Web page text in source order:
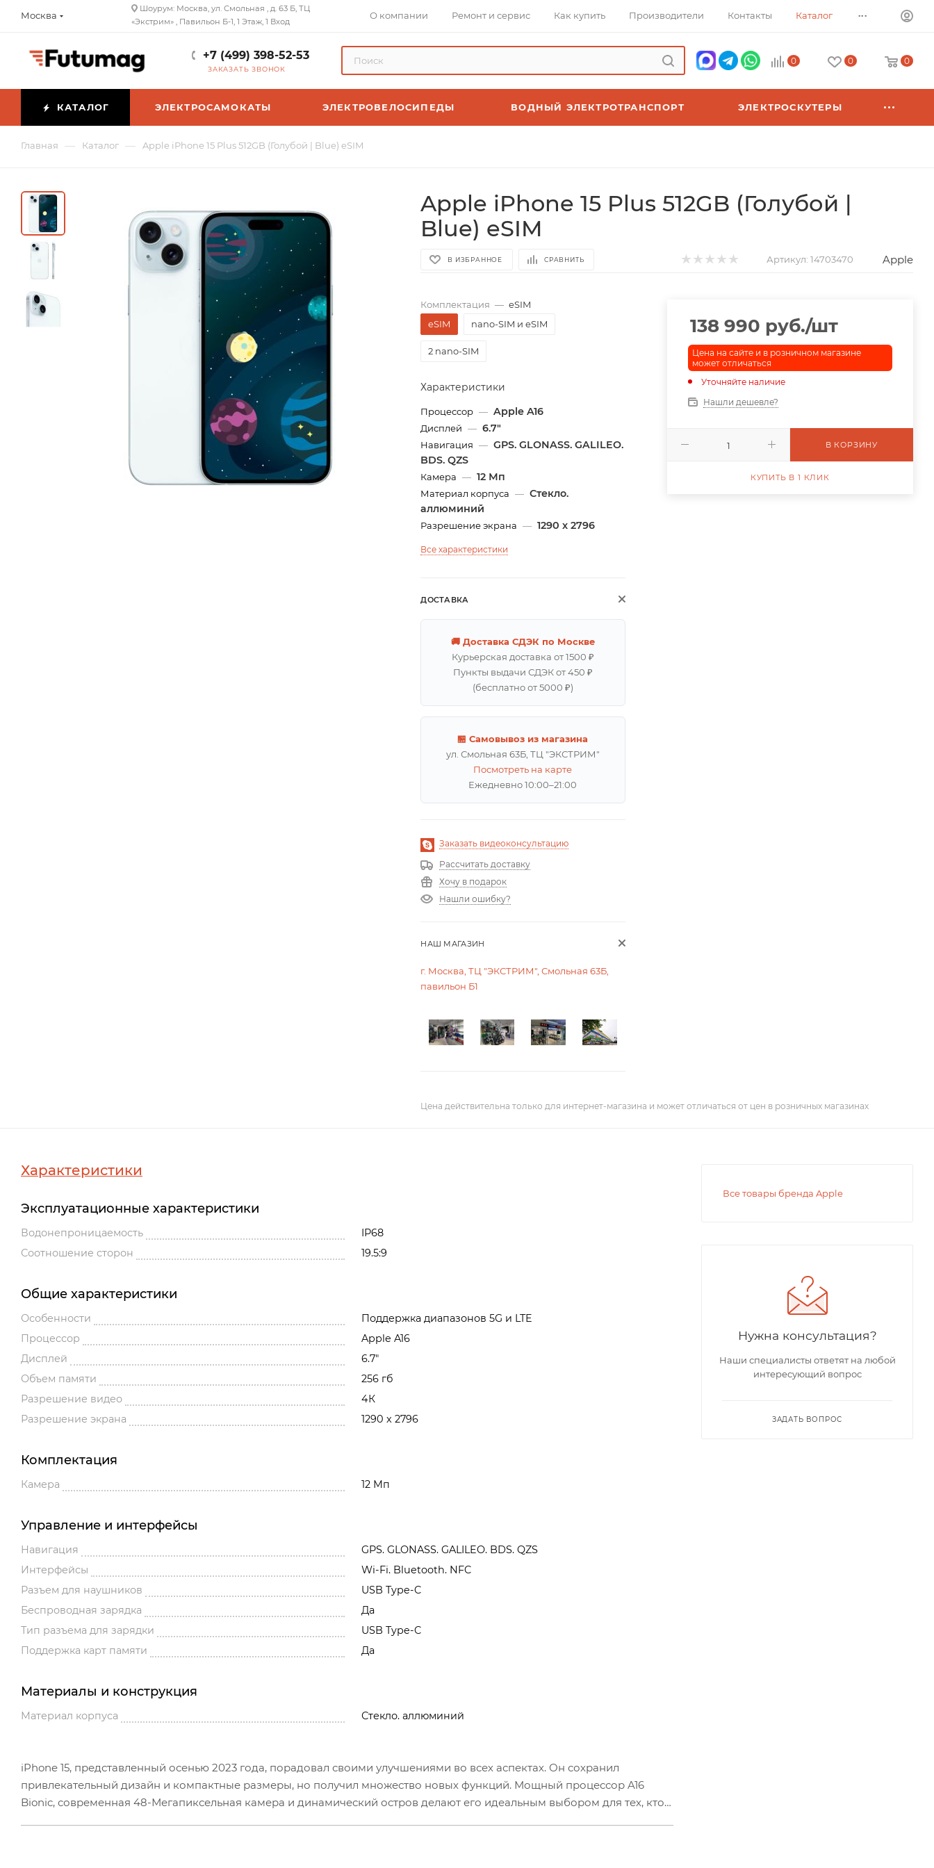
Москва
Шоурум: Москва, ул. Смольная , д. 63 Б, ТЦ
«Экстрим» , Павильон Б-1, 1 Этаж, 1 Вход
О компании Ремонт и сервис Как купить Производители Контакты Каталог ...
+7 (499) 398-52-53
ЗАКАЗАТЬ ЗВОНОК
0 0 0
КАТАЛОГ ЭЛЕКТРОСАМОКАТЫ ЭЛЕКТРОВЕЛОСИПЕДЫ ВОДНЫЙ ЭЛЕКТРОТРАНСПОРТ ЭЛЕКТРОСКУТЕРЫ
Главная — Каталог — Apple iPhone 15 Plus 512GB (Голубой | Blue) eSIM
Apple iPhone 15 Plus 512GB (Голубой |
Blue) eSIM
В ИЗБРАННОЕ СРАВНИТЬ Артикул: 14703470 Apple
Комплектация — eSIM
eSIM
nano-SIM и eSIM
2 nano-SIM
Характеристики
Процессор — Apple A16
Дисплей — 6.7"
Навигация — GPS. GLONASS. GALILEO.
BDS. QZS
Камера — 12 Мп
Материал корпуса — Стекло.
аллюминий
Разрешение экрана — 1290 x 2796
Все характеристики
ДОСТАВКА
🚚 Доставка СДЭК по Москве
Курьерская доставка от 1500 ₽
Пункты выдачи СДЭК от 450 ₽
(бесплатно от 5000 ₽)
🏪 Самовывоз из магазина
ул. Смольная 63Б, ТЦ "ЭКСТРИМ"
Посмотреть на карте
Ежедневно 10:00–21:00
Заказать видеоконсультацию
Рассчитать доставку
Хочу в подарок
Нашли ошибку?
НАШ МАГАЗИН
г. Москва, ТЦ "ЭКСТРИМ", Смольная 63Б,
павильон Б1
138 990 руб./шт
Цена на сайте и в розничном магазине
может отличаться
Уточняйте наличие
Нашли дешевле?
В КОРЗИНУ
КУПИТЬ В 1 КЛИК
Цена действительна только для интернет-магазина и может отличаться от цен в розничных магазинах
Характеристики
Эксплуатационные характеристики
Водонепроницаемость
IP68
Соотношение сторон
19.5:9
Общие характеристики
Особенности
Поддержка диапазонов 5G и LTE
Процессор
Apple A16
Дисплей
6.7"
Объем памяти
256 гб
Разрешение видео
4К
Разрешение экрана
1290 x 2796
Комплектация
Камера 12 Мп
Управление и интерфейсы
Навигация
GPS. GLONASS. GALILEO. BDS. QZS
Интерфейсы
Wi-Fi. Bluetooth. NFC
Разъем для наушников
USB Type-C
Беспроводная зарядка
Да
Тип разъема для зарядки
USB Type-C
Поддержка карт памяти
Да
Материалы и конструкция
Материал корпуса Стекло. аллюминий
iPhone 15, представленный осенью 2023 года, порадовал своими улучшениями во всех аспектах. Он сохранил
привлекательный дизайн и компактные размеры, но получил множество новых функций. Мощный процессор A16
Bionic, современная 48-Мегапиксельная камера и динамический остров делают его идеальным выбором для тех, кто
Все товары бренда Apple
Нужна консультация?
Наши специалисты ответят на любой
интересующий вопрос
ЗАДАТЬ ВОПРОС